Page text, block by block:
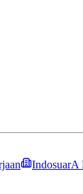
IndosuarA